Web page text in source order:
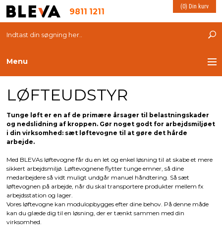
9811 1211 (0) Din kurv
Menu
TRANSPORT
PLASTKASSER
LØFTEUDSTYR
INDRETNING
ESD PRODUKTER
MILJØ OG VELFÆRD
LØFTEUDSTYR
Tunge løft er en af de primære årsager til belastningskader
og nedslidning af kroppen. Gør noget godt for arbejdsmiljøet
i din virksomhed: sæt løftevogne til at gøre det hårde
arbejde.
Med BLEVAs løftevogne får du en let og enkel løsning til at skabe et mere
sikkert arbejdsmiljø. Løftevognene flytter tunge emner, så dine
medarbejdere så vidt muligt undgår manuel håndtering. Så sæt
løftevognen på arbejde, når du skal transportere produkter mellem fx
arbejdsstation og lager.
Vores løftevogne kan modulopbygges efter dine behov. På denne måde
kan du glæde dig til en løsning, der er tænkt sammen med din
virksomhed.